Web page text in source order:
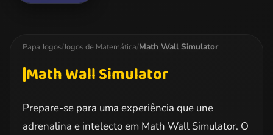
Papa Jogos/Jogos de Matemática/Math Wall Simulator
Math Wall Simulator
Prepare-se para uma experiência que une
adrenalina e intelecto em Math Wall Simulator. O